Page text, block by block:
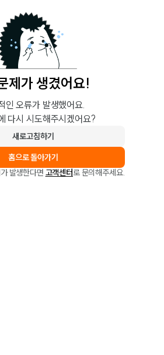
제가 생겼어요!
인 오류가 발생했어요.
다시 시도해주시겠어요?
새로고침하기
홈으로 돌아가기
발생한다면 고객센터로 문의해주세요.